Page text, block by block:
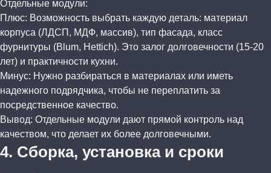
Отдельные модули:
Плюс: Возможность выбрать каждую деталь: материал
корпуса (ЛДСП, МДФ, массив), тип фасада, класс
фурнитуры (Blum, Hettich). Это залог долговечности (15-20
лет) и практичности кухни.
Минус: Нужно разбираться в материалах или иметь
надежного подрядчика, чтобы не переплатить за
посредственное качество.
Вывод: Отдельные модули дают прямой контроль над
качеством, что делает их более долговечными.
4. Сборка, установка и сроки